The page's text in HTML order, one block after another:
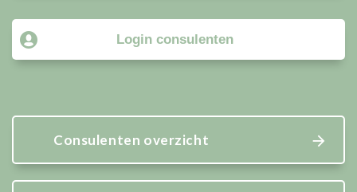
Login consulenten
Consulenten overzicht